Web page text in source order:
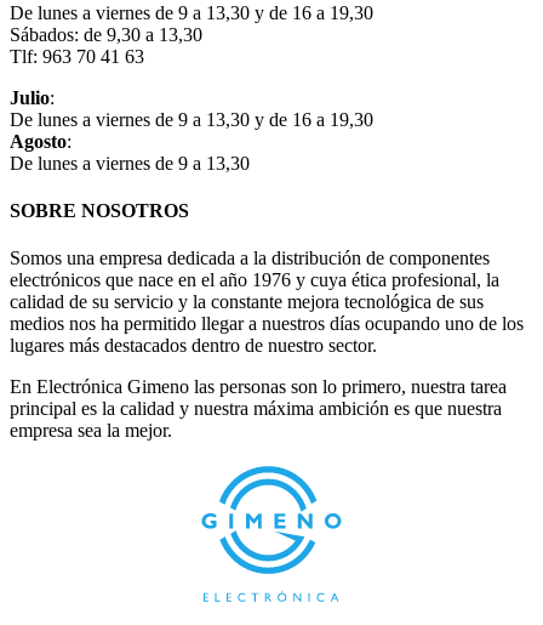
De lunes a viernes de 9 a 13,30 y de 16 a 19,30
Sábados: de 9,30 a 13,30
Tlf: 963 70 41 63
Julio:
De lunes a viernes de 9 a 13,30 y de 16 a 19,30
Agosto:
De lunes a viernes de 9 a 13,30
SOBRE NOSOTROS
Somos una empresa dedicada a la distribución de componentes
electrónicos que nace en el año 1976 y cuya ética profesional, la
calidad de su servicio y la constante mejora tecnológica de sus
medios nos ha permitido llegar a nuestros días ocupando uno de los
lugares más destacados dentro de nuestro sector.
En Electrónica Gimeno las personas son lo primero, nuestra tarea
principal es la calidad y nuestra máxima ambición es que nuestra
empresa sea la mejor.